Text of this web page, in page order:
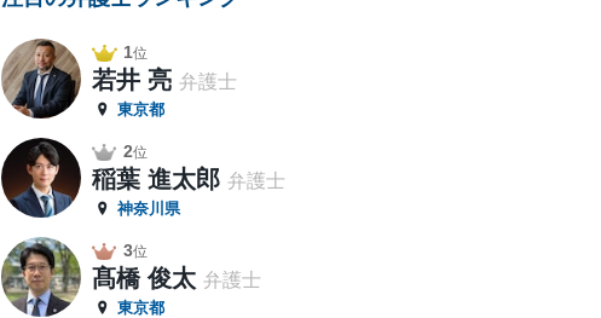
1位
若井 亮 弁護士
東京都
2位
稲葉 進太郎 弁護士
神奈川県
3位
髙橋 俊太 弁護士
東京都